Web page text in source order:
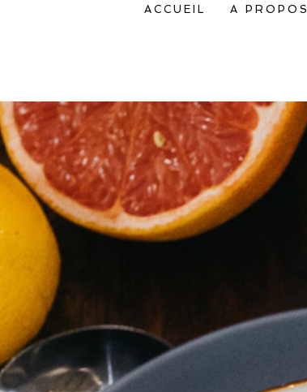
ACCUEIL A PROPOS